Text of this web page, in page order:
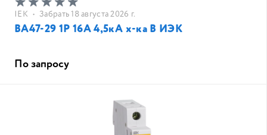
IEK • Забрать 18 августа 2026 г.
ВА47-29 1Р 16А 4,5кА х-ка B ИЭК
По запросу